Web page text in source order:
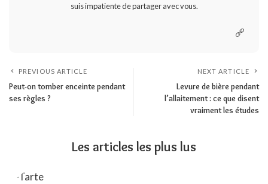
suis impatiente de partager avec vous.
PREVIOUS ARTICLE
Peut-on tomber enceinte pendant
ses règles ?
NEXT ARTICLE
Levure de bière pendant
l’allaitement : ce que disent
vraiment les études
Les articles les plus lus